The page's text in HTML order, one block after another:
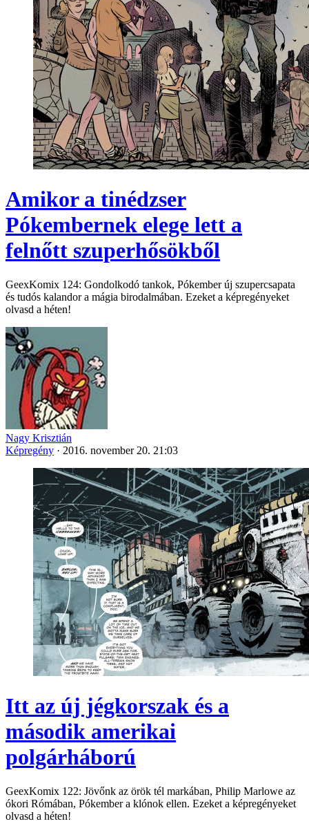
Amikor a tinédzser
Pókembernek elege lett a
felnőtt szuperhősökből
GeexKomix 124: Gondolkodó tankok, Pókember új szupercsapata
és tudós kalandor a mágia birodalmában. Ezeket a képregényeket
olvasd a héten!
Nagy Krisztián
Képregény · 2016. november 20. 21:03
Itt az új jégkorszak és a
második amerikai
polgárháború
GeexKomix 122: Jövőnk az örök tél markában, Philip Marlowe az
ókori Rómában, Pókember a klónok ellen. Ezeket a képregényeket
olvasd a héten!